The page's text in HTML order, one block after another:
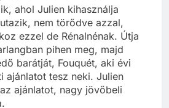
című tizenkettedik
ahol Julien kihasználja
nem törődve azzal,
ezzel de Rénalnénak. Útja
pihen meg, majd
barátját, Fouquét, aki évi
ajánlatot tesz neki. Julien
ajánlatot, nagy jövőbeli